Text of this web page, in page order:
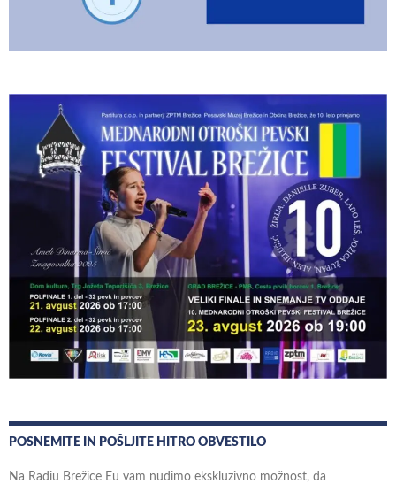
POSNEMITE IN POŠLJITE HITRO OBVESTILO
Na Radiu Brežice Eu vam nudimo ekskluzivno možnost, da